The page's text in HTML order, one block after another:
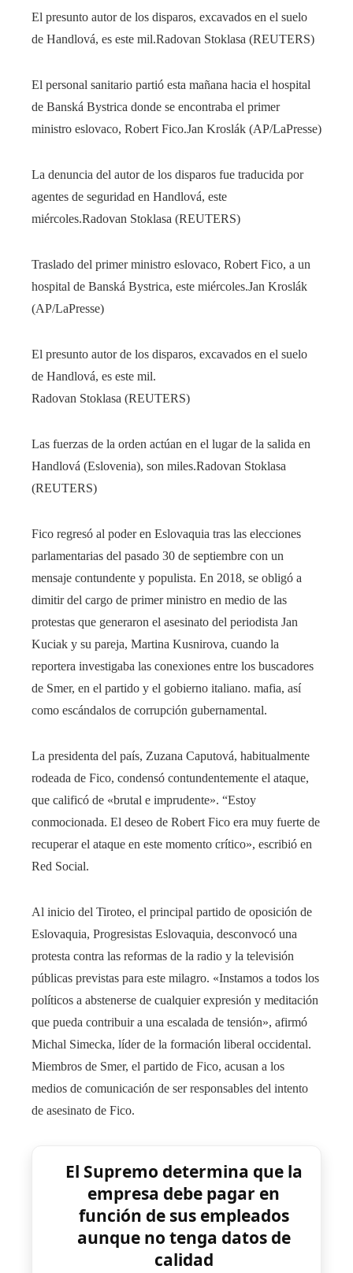
El presunto autor de los disparos, excavados en el suelo
de Handlová, es este mil.Radovan Stoklasa (REUTERS)
El personal sanitario partió esta mañana hacia el hospital
de Banská Bystrica donde se encontraba el primer
ministro eslovaco, Robert Fico.Jan Kroslák (AP/LaPresse)
La denuncia del autor de los disparos fue traducida por
agentes de seguridad en Handlová, este
miércoles.Radovan Stoklasa (REUTERS)
Traslado del primer ministro eslovaco, Robert Fico, a un
hospital de Banská Bystrica, este miércoles.Jan Kroslák
(AP/LaPresse)
El presunto autor de los disparos, excavados en el suelo
de Handlová, es este mil.
Radovan Stoklasa (REUTERS)
Las fuerzas de la orden actúan en el lugar de la salida en
Handlová (Eslovenia), son miles.Radovan Stoklasa
(REUTERS)
Fico regresó al poder en Eslovaquia tras las elecciones
parlamentarias del pasado 30 de septiembre con un
mensaje contundente y populista. En 2018, se obligó a
dimitir del cargo de primer ministro en medio de las
protestas que generaron el asesinato del periodista Jan
Kuciak y su pareja, Martina Kusnirova, cuando la
reportera investigaba las conexiones entre los buscadores
de Smer, en el partido y el gobierno italiano. mafia, así
como escándalos de corrupción gubernamental.
La presidenta del país, Zuzana Caputová, habitualmente
rodeada de Fico, condensó contundentemente el ataque,
que calificó de «brutal e imprudente». “Estoy
conmocionada. El deseo de Robert Fico era muy fuerte de
recuperar el ataque en este momento crítico», escribió en
Red Social.
Al inicio del Tiroteo, el principal partido de oposición de
Eslovaquia, Progresistas Eslovaquia, desconvocó una
protesta contra las reformas de la radio y la televisión
públicas previstas para este milagro. «Instamos a todos los
políticos a abstenerse de cualquier expresión y meditación
que pueda contribuir a una escalada de tensión», afirmó
Michal Simecka, líder de la formación liberal occidental.
Miembros de Smer, el partido de Fico, acusan a los
medios de comunicación de ser responsables del intento
de asesinato de Fico.
El Supremo determina que la
empresa debe pagar en
función de sus empleados
aunque no tenga datos de
calidad